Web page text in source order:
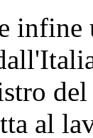
infine
al